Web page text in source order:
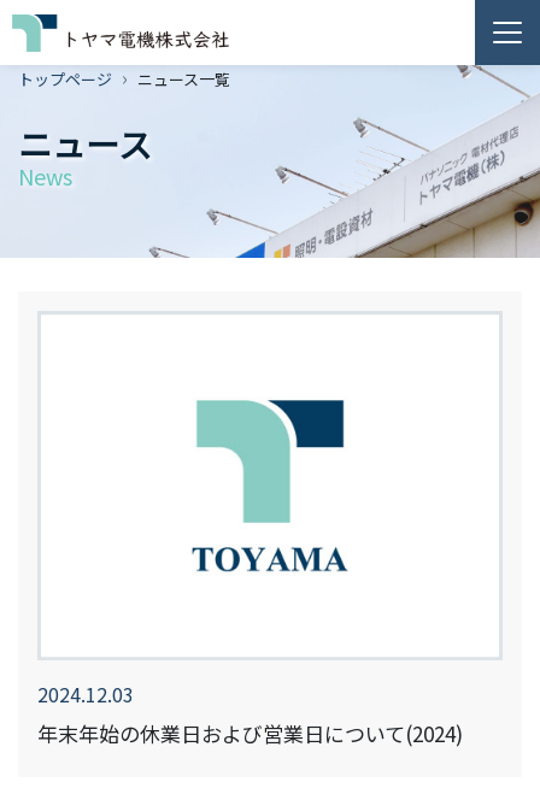
ニュース
News
トップページ ニュース一覧
2024.12.03
年末年始の休業日および営業日について(2024)